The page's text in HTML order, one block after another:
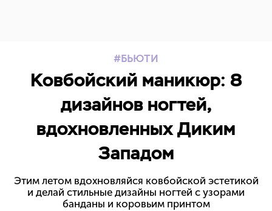
БЬЮТИ
Ковбойский маникюр: 8
дизайнов ногтей,
вдохновленных Диким
Западом
Этим летом вдохновляйся ковбойской эстетикой
и делай стильные дизайны ногтей с узорами
банданы и коровьим принтом